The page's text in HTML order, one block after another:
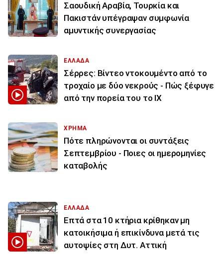
Σαουδική Αραβία, Τουρκία και
Πακιστάν υπέγραψαν συμφωνία
αμυντικής συνεργασίας
ΕΛΛΑΔΑ
Σέρρες: Βίντεο ντοκουμέντο από το
τροχαίο με δύο νεκρούς - Πώς ξέφυγε
από την πορεία του το ΙΧ
ΧΡΗΜΑ
Πότε πληρώνονται οι συντάξεις
Σεπτεμβρίου - Ποιες οι ημερομηνίες
καταβολής
ΕΛΛΑΔΑ
Επτά στα 10 κτήρια κρίθηκαν μη
κατοικήσιμα ή επικίνδυνα μετά τις
αυτοψίες στη Δυτ. Αττική